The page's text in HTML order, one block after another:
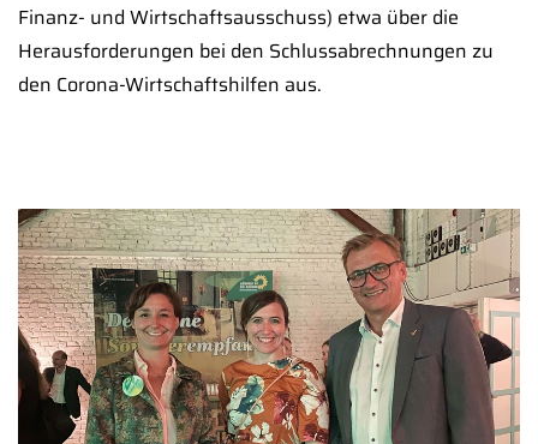
Finanz- und Wirtschaftsausschuss) etwa über die
Herausforderungen bei den Schlussabrechnungen zu
den Corona-Wirtschaftshilfen aus.